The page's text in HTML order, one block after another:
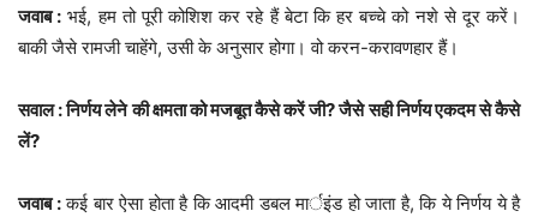
जवाब : भई, हम तो पूरी कोशिश कर रहे हैं बेटा कि हर बच्चे को नशे से दूर करें।
बाकी जैसे रामजी चाहेंगे, उसी के अनुसार होगा। वो करन-करावणहार हैं।
सवाल : निर्णय लेने की क्षमता को मजबूत कैसे करें जी? जैसे सही निर्णय एकदम से कैसे
लें?
जवाब :कई बार ऐसा होता है कि आदमी डबल मार्इंड हो जाता है, कि ये निर्णय ये है